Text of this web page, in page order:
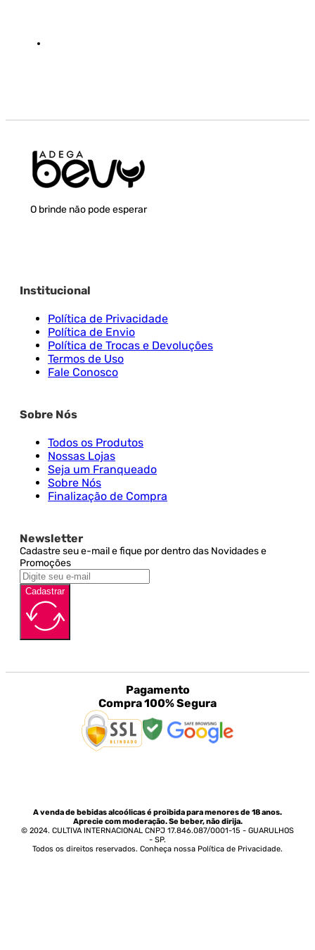
O brinde não pode esperar
Institucional
Política de Privacidade
Política de Envio
Política de Trocas e Devoluções
Termos de Uso
Fale Conosco
Sobre Nós
Todos os Produtos
Nossas Lojas
Seja um Franqueado
Sobre Nós
Finalização de Compra
Newsletter
Cadastre seu e-mail e fique por dentro das Novidades e
Promoções
Cadastrar
Pagamento
Compra 100% Segura
A venda de bebidas alcoólicas é proibida para menores de 18 anos.
Aprecie com moderação. Se beber, não dirija.
© 2024. CULTIVA INTERNACIONAL CNPJ 17.846.087/0001-15 - GUARULHOS
- SP.
Todos os direitos reservados. Conheça nossa Política de Privacidade.